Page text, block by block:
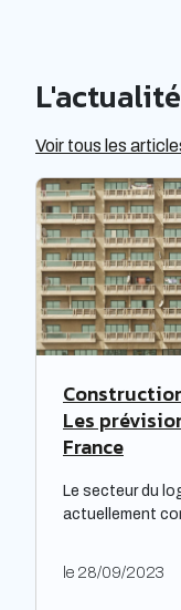
Voir tous les
Les
France
Le secteur du
actuellement
répondre à
le 28/09/2023